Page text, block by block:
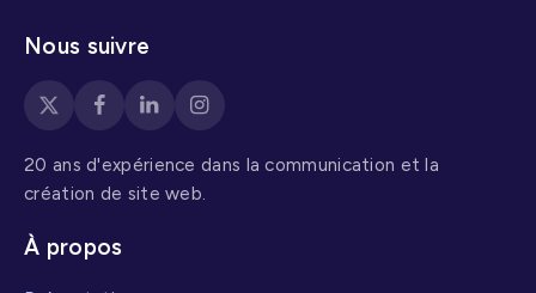
Nous suivre
20 ans d'expérience dans la communication et la
création de site web.
À propos